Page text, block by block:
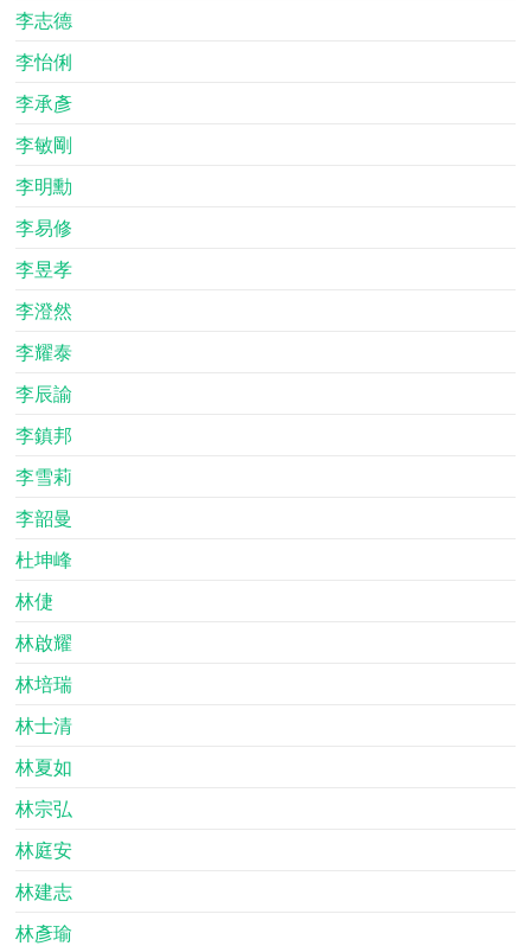
李志德
李怡俐
李承彥
李敏剛
李明勳
李易修
李昱孝
李澄然
李耀泰
李辰諭
李鎮邦
李雪莉
李韶曼
杜坤峰
林倢
林啟耀
林培瑞
林士清
林夏如
林宗弘
林庭安
林建志
林彥瑜